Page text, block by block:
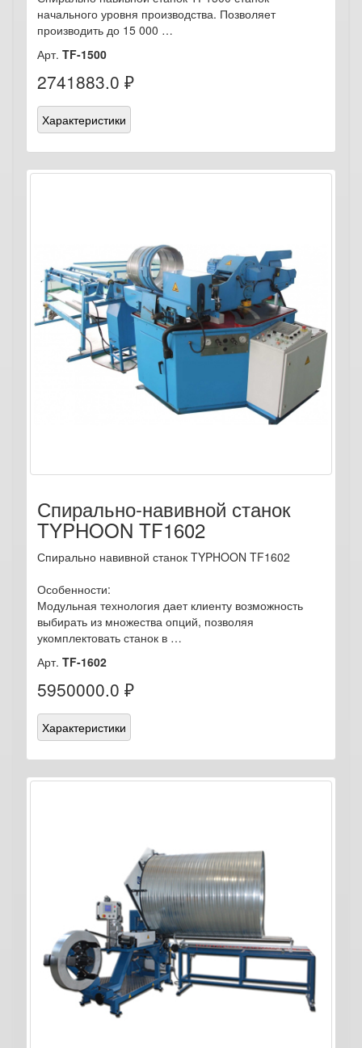
начального уровня производства. Позволяет
производить до 15 000 …
Арт. TF-1500
2741883.0 ₽
Характеристики
Спирально-навивной станок
TYPHOON TF1602
Спирально навивной станок TYPHOON TF1602
Особенности:
Модульная технология дает клиенту возможность
выбирать из множества опций, позволяя
укомплектовать станок в …
Арт. TF-1602
5950000.0 ₽
Характеристики